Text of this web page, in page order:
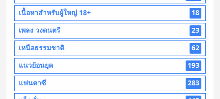
เนื้อหาสำหรับผู้ใหญ่ 18+
18
เพลง วงดนตรี
23
เหนือธรรมชาติ
62
แนวย้อนยุค
193
แฟนตาซี
283